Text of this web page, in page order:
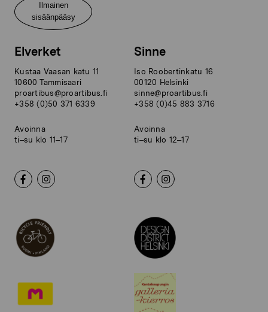
Ilmainen
sisäänpääsy
Elverket
Kustaa Vaasan katu 11
10600 Tammisaari
proartibus@proartibus.fi
+358 (0)50 371 6339
Avoinna
ti–su klo 11–17
Sinne
Iso Roobertinkatu 16
00120 Helsinki
sinne@proartibus.fi
+358 (0)45 883 3716
Avoinna
ti–su klo 12–17